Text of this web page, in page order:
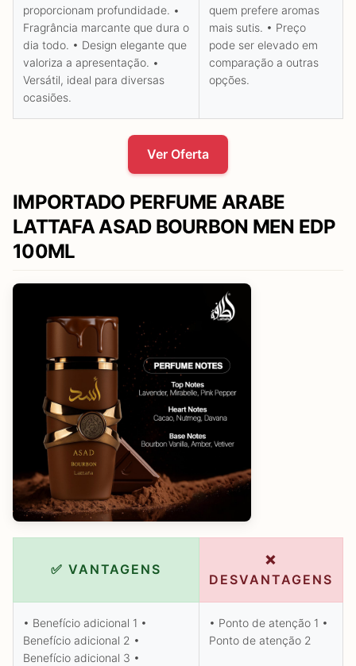
proporcionam profundidade. •
Fragrância marcante que dura o
dia todo. • Design elegante que
valoriza a apresentação. •
Versátil, ideal para diversas
ocasiões.
quem prefere aromas
mais sutis. • Preço
pode ser elevado em
comparação a outras
opções.
Ver Oferta
IMPORTADO PERFUME ARABE
LATTAFA ASAD BOURBON MEN EDP
100ML
✅ VANTAGENS
❌
DESVANTAGENS
• Benefício adicional 1 •
Benefício adicional 2 •
Benefício adicional 3 •
• Ponto de atenção 1 •
Ponto de atenção 2